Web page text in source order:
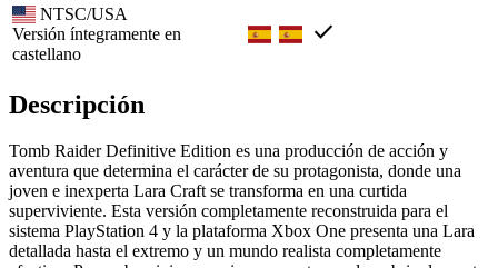
NTSC/USA
Versión íntegramente en
castellano
check
Descripción
Tomb Raider Definitive Edition es una producción de acción y
aventura que determina el carácter de su protagonista, donde una
joven e inexperta Lara Craft se transforma en una curtida
superviviente. Esta versión completamente reconstruida para el
sistema PlayStation 4 y la plataforma Xbox One presenta una Lara
detallada hasta el extremo y un mundo realista completamente